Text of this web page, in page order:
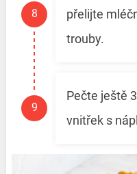
přelijte
trouby.
Pečte ještě
vnitřek s